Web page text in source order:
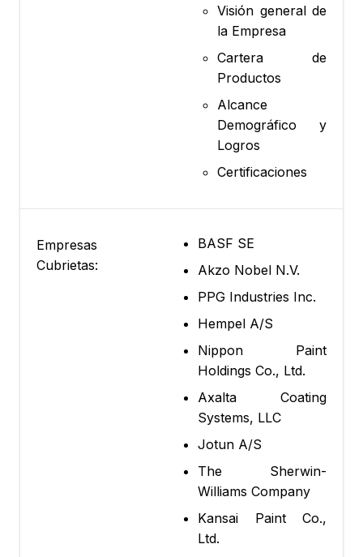
Visión general de
la Empresa
Cartera de
Productos
Alcance
Demográfico y
Logros
Certificaciones
Empresas
Cubrietas:
BASF SE
Akzo Nobel N.V.
PPG Industries Inc.
Hempel A/S
Nippon Paint
Holdings Co., Ltd.
Axalta Coating
Systems, LLC
Jotun A/S
The Sherwin-
Williams Company
Kansai Paint Co.,
Ltd.